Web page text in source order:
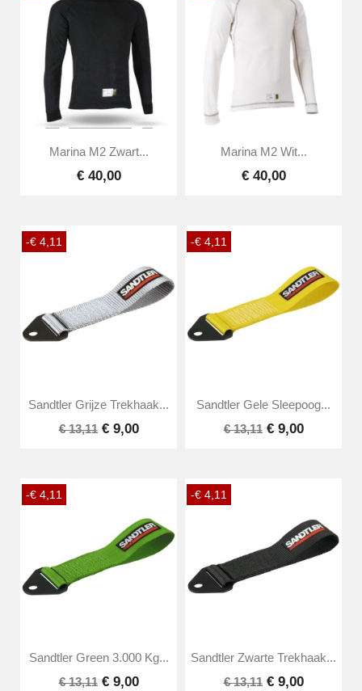
Marina M2 Zwart...
€ 40,00
Marina M2 Wit...
€ 40,00
-€ 4,11
Sandtler Grijze Trekhaak...
€ 13,11 € 9,00
-€ 4,11
Sandtler Gele Sleepoog...
€ 13,11 € 9,00
-€ 4,11
Sandtler Green 3.000 Kg...
€ 13,11 € 9,00
-€ 4,11
Sandtler Zwarte Trekhaak...
€ 13,11 € 9,00